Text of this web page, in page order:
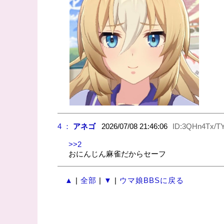
4 ： アネゴ2026/07/08 21:46:06 ID:3QHn4Tx/
>>2
おにんじん麻雀だからセーフ
▲ | 全部 | ▼ | ウマ娘BBSに戻る